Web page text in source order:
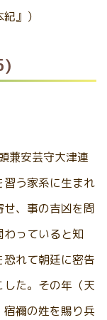
』）
兼安芸守大津連
う家系に生まれ
、事の吉凶を問
っていると知
れて朝廷に密告
た。その年（天
禰の姓を賜り兵